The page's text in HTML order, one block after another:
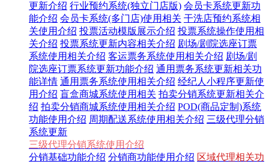
更新介绍 行业预约系统(独立门店版) 会员卡系统更新功
能介绍 会员卡系统(多门店)使用相关 干洗店预约系统相
关使用介绍 投票活动模版展示介绍 投票系统操作使用相
关介绍 投票系统更新内容相关介绍 剧场/剧院选座订票
系统使用相关介绍 客运票务系统使用相关介绍 剧场/剧
院选座订票系统更新功能介绍 通用票务系统更新相关功
能详情 通用票务系统使用相关介绍 经纪人小程序更新使
用介绍 盲盒商城系统使用相关 拍卖分销系统更新相关介
绍 拍卖分销商城系统使用相关介绍 POD(商品定制)系统
功能使用介绍 周期配送系统使用相关介绍 三级代理分销
系统更新
三级代理分销系统使用介绍
分销基础功能介绍 分销商功能使用介绍 区域代理相关功